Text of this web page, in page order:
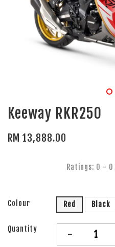
Keeway RKR250
RM 13,888.00
Ratings: 0 - 0
Colour Red Black
Quantity -